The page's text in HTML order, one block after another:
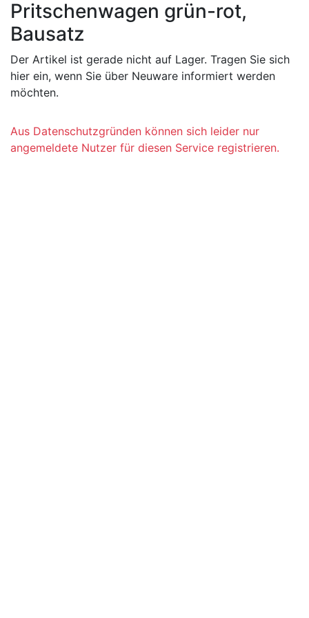
Pritschenwagen grün-rot,
Bausatz
Der Artikel ist gerade nicht auf Lager. Tragen Sie sich
hier ein, wenn Sie über Neuware informiert werden
möchten.
Aus Datenschutzgründen können sich leider nur
angemeldete Nutzer für diesen Service registrieren.